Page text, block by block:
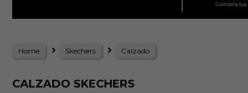
Home Skechers Calzado
CALZADO SKECHERS